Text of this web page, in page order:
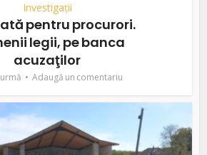
Investigații
pentru procurori.
legii, pe banca
acuzaţilor
Adaugă un comentariu